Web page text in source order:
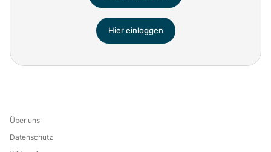
Hier einloggen
Über uns
Datenschutz